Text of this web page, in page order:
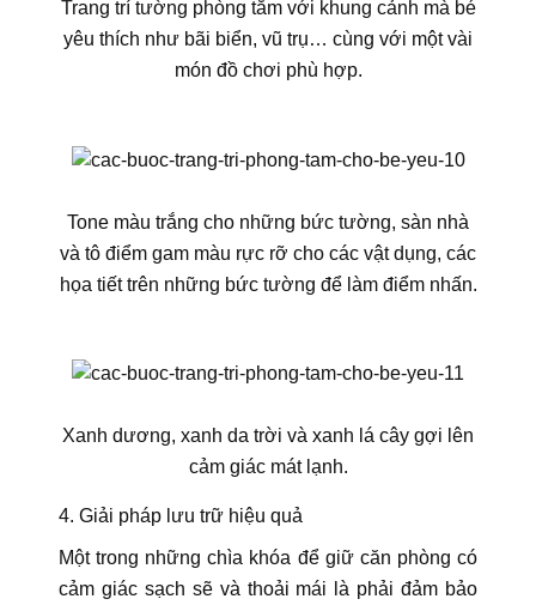
Trang trí tường phòng tắm với khung cảnh mà bé
yêu thích như bãi biển, vũ trụ… cùng với một vài
món đồ chơi phù hợp.
Tone màu trắng cho những bức tường, sàn nhà
và tô điểm gam màu rực rỡ cho các vật dụng, các
họa tiết trên những bức tường để làm điểm nhấn.
Xanh dương, xanh da trời và xanh lá cây gợi lên
cảm giác mát lạnh.
4. Giải pháp lưu trữ hiệu quả
Một trong những chìa khóa để giữ căn phòng có
cảm giác sạch sẽ và thoải mái là phải đảm bảo